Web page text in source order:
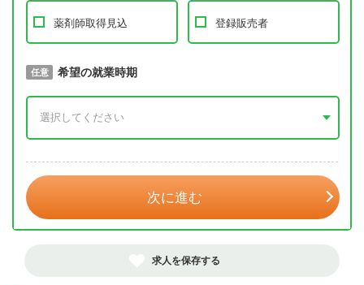
薬剤師取得見込 登録販売者
必須 取得予定年
任意 希望の就業時期
次に進む
求人を保存する